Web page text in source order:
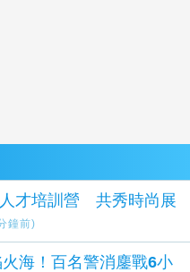
才培訓營 共秀時尚展
鐘前)
海！百名警消鏖戰6小